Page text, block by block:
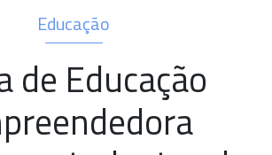
Educação
de Educação